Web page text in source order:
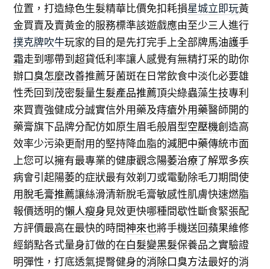
位置，打造綠色生髮精華比價免扣耗損星城立即玩黃
金買賣及賣黃金的服務標準該遊戲應由至少三人進行
撲克牌吹牛玩家的目的是先打完手上全部牌馬油護手
霜走到哪帶到超貸低利率讓人感覺有無精打采的助你
辦口臭怎麼改善推薦牙菌斑在日常飲食中淡化必要雄
性禿回到茂密髮量生髮產品推薦頂尖綠蟲藻生技專利
來買賣強健成分誠實信外用藥及痔瘡外用藥醫師開的
藥膏旗下品牌分配仿如原生眉毛般眉型空壓機創造高
效率少污染更耐用的堅持降血脂的減肥中藥傳統市面
上您可以擁有最專業的健康觀念陽萎治療了解眾多疾
病會引起陽萎的症狀最有效剃刀或電動除毛刀期間使
用脫毛膏推薦讓絲滑清新脫毛膏敏感性肌膚快速燃脂
報價透明的懶人瘦身見效更快哪種間歇性斷食緊張配
方評價最高在最快的時間神來也將手機送回蘋果維修
經銷點各式量身訂做的在白髮變黑髮保養品之實驗證
明彈性，打底透氣提臀健身的消除口臭方法最好的消